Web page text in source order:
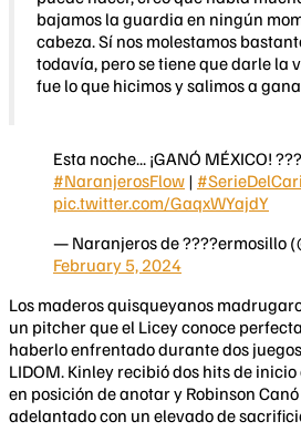
bajamos la guardia en ningún
cabeza. Sí nos molestamos
todavía, pero se tiene que darle la
fue lo que hicimos y salimos a
Esta noche... ¡GANÓ MÉXICO!
#NaranjerosFlow |
pic.twitter.com/GaqxWYajdY
— Naranjeros de ????ermosillo
February 5, 2024
Los maderos quisqueyanos
un pitcher que el Licey conoce
haberlo enfrentado durante dos
LIDOM. Kinley recibió dos hits de
en posición de anotar y Robinson
adelantado con un elevado de